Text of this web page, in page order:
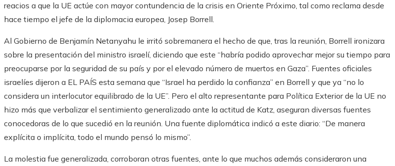
reacios a que la UE actúe con mayor contundencia de la crisis en Oriente Próximo, tal como reclama desde
hace tiempo el jefe de la diplomacia europea, Josep Borrell.
Al Gobierno de Benjamín Netanyahu le irritó sobremanera el hecho de que, tras la reunión, Borrell ironizara
sobre la presentación del ministro israelí, diciendo que este “habría podido aprovechar mejor su tiempo para
preocuparse por la seguridad de su país y por el elevado número de muertos en Gaza”. Fuentes oficiales
israelíes dijeron a EL PAÍS esta semana que “Israel ha perdido la confianza” en Borrell y que ya “no lo
considera un interlocutor equilibrado de la UE”. Pero el alto representante para Política Exterior de la UE no
hizo más que verbalizar el sentimiento generalizado ante la actitud de Katz, aseguran diversas fuentes
conocedoras de lo que sucedió en la reunión. Una fuente diplomática indicó a este diario: “De manera
explícita o implícita, todo el mundo pensó lo mismo”.
La molestia fue generalizada, corroboran otras fuentes, ante lo que muchos además consideraron una